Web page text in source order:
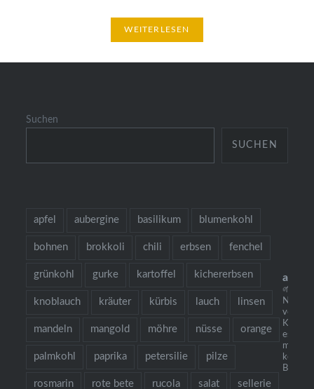
WEITERLESEN
Suchen
SUCHEN
apfel aubergine basilikum blumenkohl
bohnen brokkoli chili erbsen fenchel
grünkohl gurke kartoffel kichererbsen
knoblauch kräuter kürbis lauch linsen
mandeln mangold möhre nüsse orange
palmkohl paprika petersilie pilze
rosmarin rote bete rucola salat sellerie
🌱
Neu:
es gibt
mehr